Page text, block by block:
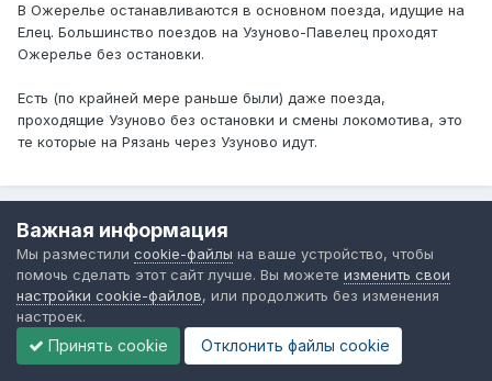
В Ожерелье останавливаются в основном поезда, идущие на
Елец. Большинство поездов на Узуново-Павелец проходят
Ожерелье без остановки.
Есть (по крайней мере раньше были) даже поезда,
проходящие Узуново без остановки и смены локомотива, это
те которые на Рязань через Узуново идут.
Виталий Шамаров
Опубликовано3 ноября, 2011
Дон Корлеоне сказал:
Важная информация
Мы разместили cookie-файлы на ваше устройство, чтобы
помочь сделать этот сайт лучше. Вы можете изменить свои
настройки cookie-файлов, или продолжить без изменения
настроек.
Принять cookie Отклонить файлы сookie